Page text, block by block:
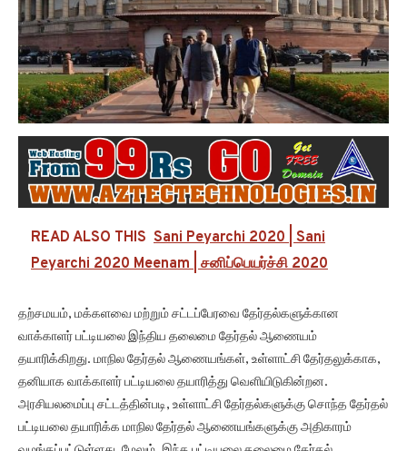
READ ALSO THIS Sani Peyarchi 2020 | Sani
Peyarchi 2020 Meenam | சனிப்பெயர்ச்சி 2020
தற்சமயம், மக்களவை மற்றும் சட்டப்பேரவை தேர்தல்களுக்கான
வாக்காளர் பட்டியலை இந்திய தலைமை தேர்தல் ஆணையம்
தயாரிக்கிறது. மாநில தேர்தல் ஆணையங்கள், உள்ளாட்சி தேர்தலுக்காக,
தனியாக வாக்காளர் பட்டியலை தயாரித்து வெளியிடுகின்றன.
அரசியலமைப்பு சட்டத்தின்படி, உள்ளாட்சி தேர்தல்களுக்கு சொந்த தேர்தல்
பட்டியலை தயாரிக்க மாநில தேர்தல் ஆணையங்களுக்கு அதிகாரம்